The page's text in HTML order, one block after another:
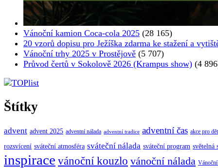
Vánoční kamion Coca-cola 2025 (28 165)
20 vzorů dopisu pro Ježíška zdarma ke stažení a
Vánoční trhy 2025 v Prostějově (5 707)
Průvod čertů v Sokolově 2026 (Krampus show) (4
Štítky
advent advent 2025 adventní nálada adventní tradice adventní čas akce pro
rozsvícení sváteční atmosféra sváteční nálada sváteční program světelná
inspirace vánoční kouzlo vánoční nálada